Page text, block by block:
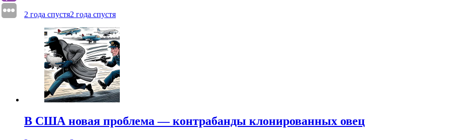
2 года спустя2 года спустя
В США новая проблема — контрабанды клонированных овец